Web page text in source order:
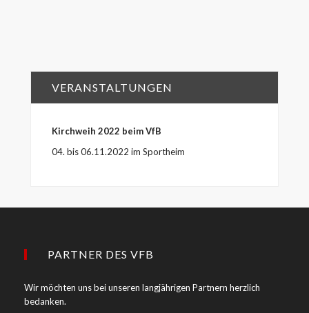
VERANSTALTUNGEN
Kirchweih 2022 beim VfB
04. bis 06.11.2022 im Sportheim
PARTNER DES VFB
Wir möchten uns bei unseren langjährigen Partnern herzlich
bedanken.